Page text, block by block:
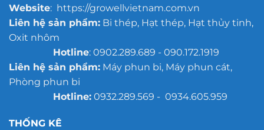
Website: https://growellvietnam.com.vn
Liên hệ sản phẩm:Bi thép, Hạt thép, Hạt thủy tinh,
Oxit nhôm
Hotline: 0902.289.689 - 090.172.1919
Liên hệ sản phẩm:Máy phun bi, Máy phun cát,
Phòng phun bi
Hotline:0932.289.569 - 0934.605.959
THỐNG KÊ